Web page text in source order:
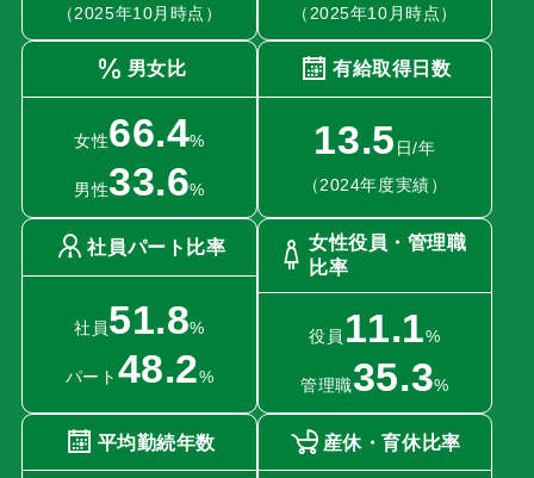
（2025年10月時点） （2025年10月時点）
男女比
女性66.4%
男性33.6%
有給取得日数
13.5 日/年
（2024年度実績）
社員パート比率
社員 51.8%
パート 48.2%
女性役員・管理職
比率
役員 11.1%
管理職35.3%
平均勤続年数 産休・育休比率